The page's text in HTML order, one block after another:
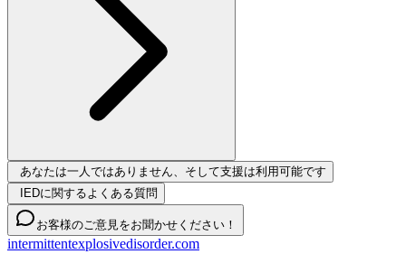
あなたは一人ではありません、そして支援は利用可能です
IEDに関するよくある質問
お客様のご意見をお聞かせください！
intermittentexplosivedisorder.com